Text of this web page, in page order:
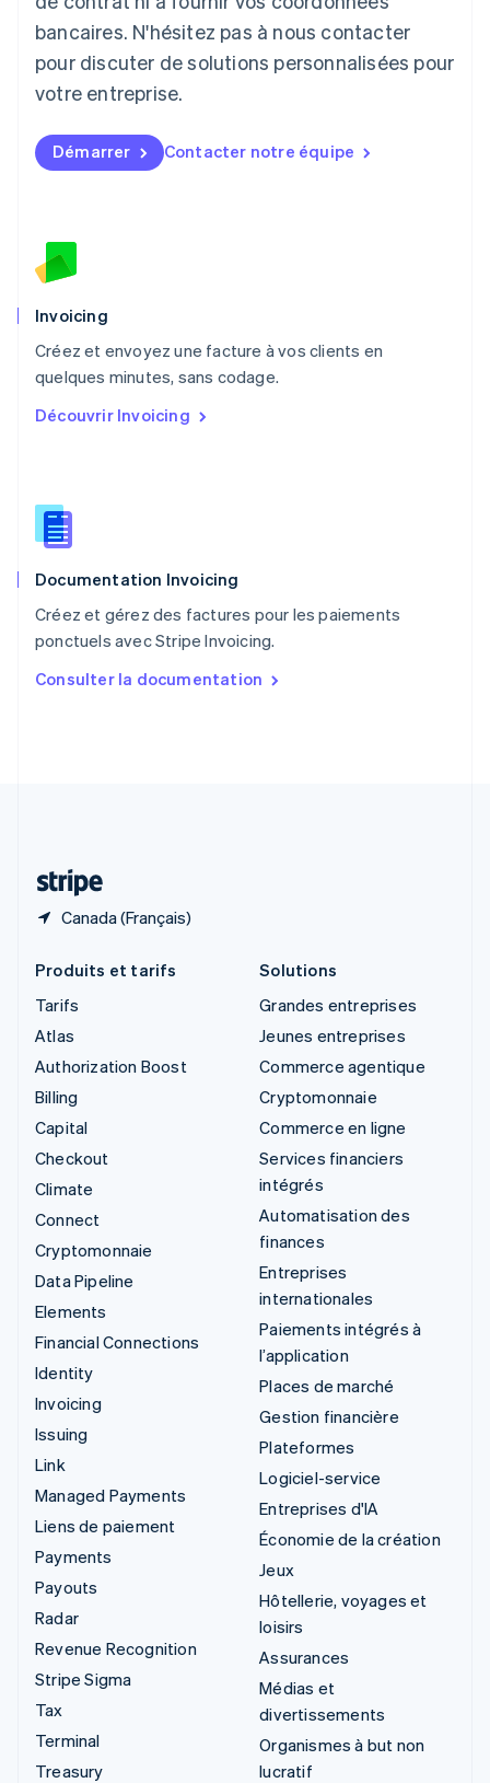
bancaires. N'hésitez pas à nous contacter
pour discuter de solutions personnalisées pour
votre entreprise.
Démarrer Contacter notre équipe
Invoicing
Créez et envoyez une facture à vos clients en
quelques minutes, sans codage.
Découvrir Invoicing
Documentation Invoicing
Créez et gérez des factures pour les paiements
ponctuels avec Stripe Invoicing.
Consulter la documentation
Canada (Français)
English
Luxembourg
FrançaisDeutschEnglish
Malaisie
Malte
English
Mexique
English
Nouvelle-Zélande
Pays-Bas
Nederlands
Pologne
English
PortuguêsEnglish
English
Roumanie
Royaume-Uni
Singapour
English 简体中文
English
Produits et tarifs
Tarifs
Atlas
Authorization Boost
Billing
Capital
Checkout
Climate
Connect
Cryptomonnaie
Data Pipeline
Elements
Financial Connections
Identity
Invoicing
Issuing
Link
Managed Payments
Liens de paiement
Payments
Payouts
Radar
Revenue Recognition
Stripe Sigma
Tax
Terminal
Treasury
Solutions
Grandes entreprises
Jeunes entreprises
Commerce agentique
Cryptomonnaie
Commerce en ligne
Services financiers
intégrés
Automatisation des
finances
Entreprises
internationales
Paiements intégrés à
l’application
Places de marché
Gestion financière
Plateformes
Logiciel-service
Entreprises d'IA
Économie de la création
Jeux
Hôtellerie, voyages et
loisirs
Assurances
Médias et
divertissements
Organismes à but non
lucratif